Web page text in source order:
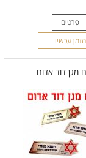
פרטים
הזמן עכשיו
מגן דוד אדום